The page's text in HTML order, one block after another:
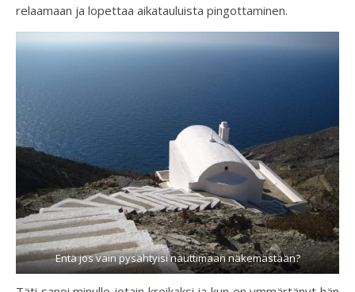
relaamaan ja lopettaa aikatauluista pingottaminen.
Entä jos vain pysähtyisi nauttimaan näkemästään?